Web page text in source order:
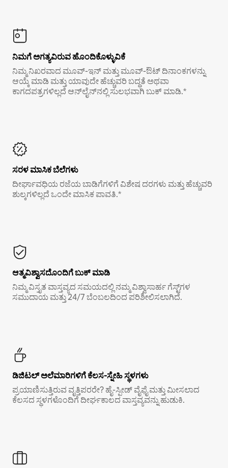
ನಿಮಗೆ ಅಗತ್ಯವಿರುವ ಹೊಂದಿಕೊಳ್ಳುವಿಕೆ
ನಿಮ್ಮ ನಿಖರವಾದ ಮೂವ್-ಇನ್ ಮತ್ತು ಮೂವ್-ಔಟ್ ದಿನಾಂಕಗಳನ್ನು
ಆಯ್ಕೆ ಮಾಡಿ ಮತ್ತು ಯಾವುದೇ ಹೆಚ್ಚುವರಿ ಬದ್ಧತೆ ಅಥವಾ
ಕಾಗದಪತ್ರಗಳಿಲ್ಲದೆ ಆನ್‌ಲೈನ್‌ನಲ್ಲಿ ಸುಲಭವಾಗಿ ಬುಕ್ ಮಾಡಿ.*
ಸರಳ ಮಾಸಿಕ ಬೆಲೆಗಳು
ದೀರ್ಘಾವಧಿಯ ರಜೆಯ ಬಾಡಿಗೆಗಳಿಗೆ ವಿಶೇಷ ದರಗಳು ಮತ್ತು ಹೆಚ್ಚುವರಿ
ಶುಲ್ಕಗಳಿಲ್ಲದೆ ಒಂದೇ ಮಾಸಿಕ ಪಾವತಿ.*
ಆತ್ಮವಿಶ್ವಾಸದೊಂದಿಗೆ ಬುಕ್ ಮಾಡಿ
ನಿಮ್ಮ ವಿಸ್ತೃತ ವಾಸ್ತವ್ಯದ ಸಮಯದಲ್ಲಿ ನಮ್ಮ ವಿಶ್ವಾಸಾರ್ಹ ಗೆಸ್ಟ್‌ಗಳ
ಸಮುದಾಯ ಮತ್ತು 24/7 ಬೆಂಬಲದಿಂದ ಪರಿಶೀಲಿಸಲಾಗಿದೆ.
ಡಿಜಿಟಲ್ ಅಲೆಮಾರಿಗಳಿಗೆ ಕೆಲಸ-ಸ್ನೇಹಿ ಸ್ಥಳಗಳು
ಪ್ರಯಾಣಿಸುತ್ತಿರುವ ವೃತ್ತಿಪರರೇ? ಹೈ-ಸ್ಪೀಡ್ ವೈಫೈ ಮತ್ತು ಮೀಸಲಾದ
ಕೆಲಸದ ಸ್ಥಳಗಳೊಂದಿಗೆ ದೀರ್ಘಕಾಲದ ವಾಸ್ತವ್ಯವನ್ನು ಹುಡುಕಿ.